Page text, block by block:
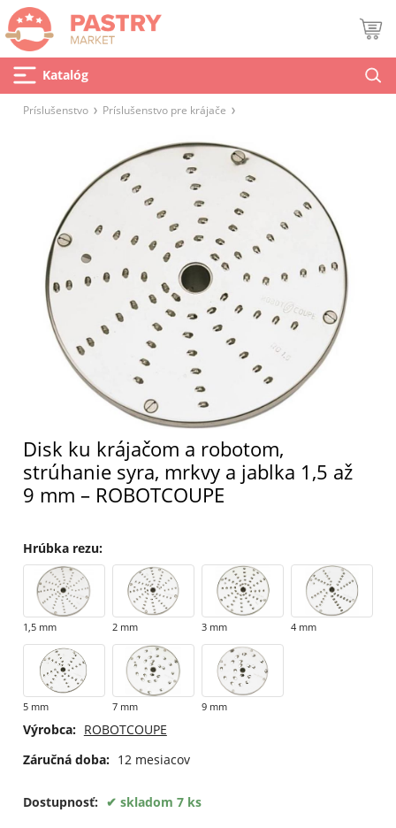
Katalóg
Príslušenstvo Príslušenstvo pre krájače
Disk ku krájačom a robotom,
strúhanie syra, mrkvy a jablka 1,5 až
9 mm – ROBOTCOUPE
Hrúbka rezu:
1,5 mm 2 mm 3 mm 4 mm
5 mm 7 mm 9 mm
Výrobca: ROBOTCOUPE
Záručná doba: 12 mesiacov
Dostupnosť: skladom 7 ks